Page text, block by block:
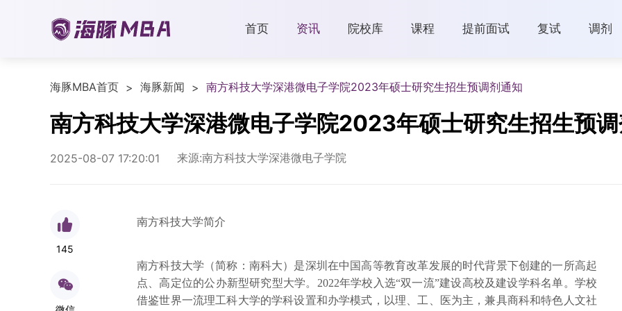
首页 资讯 院校库 课程 提前面试 复试 调剂
海豚MBA首页 > 海豚新闻 > 南方科技大学深港微电子学院2023年硕士研究生招生预调剂通知
南方科技大学深港微电子学院2023年硕士研究生招生预
2025-08-07 17:20:01 来源:南方科技大学深港微电子学院
145
南方科技大学简介
南方科技大学（简称：南科大）是深圳在中国高等教育改革发展的时代背景下创建的一所高起
点、高定位的公办新型研究型大学。2022年学校入选“双一流”建设高校及建设学科名单。学校
借鉴世界一流理工科大学的学科设置和办学模式，以理、工、医为主，兼具商科和特色人文社